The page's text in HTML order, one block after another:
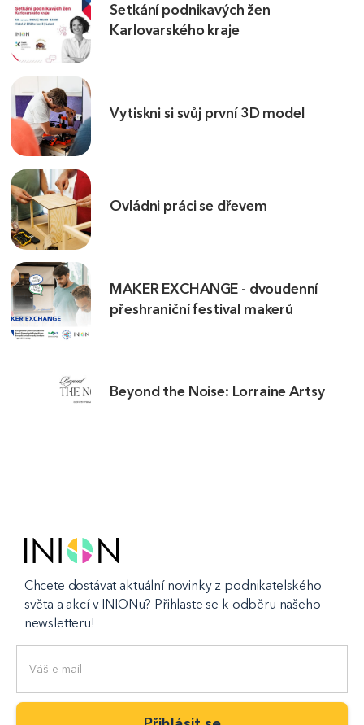
Setkání podnikavých žen
Karlovarského kraje
Vytiskni si svůj první 3D model
Ovládni práci se dřevem
MAKER EXCHANGE - dvoudenní
přeshraniční festival makerů
Beyond the Noise: Lorraine Artsy
Chcete dostávat aktuální novinky z podnikatelského
světa a akcí v INIONu? Přihlaste se k odběru našeho
newsletteru!